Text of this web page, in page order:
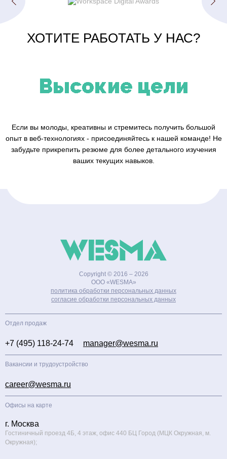
ХОТИТЕ РАБОТАТЬ У НАС?
Высокие цели
Если вы молоды, креативны и стремитесь получить большой
опыт в веб-технологиях - присоединяйтесь к нашей команде! Не
забудьте прикрепить резюме для более детального изучения
ваших текущих навыков.
Copyright © 2016 – 2026
ООО «WESMA»
политика обработки персональных данных
cогласие обработки персональных данных
Отдел продаж
+7 (495) 118-24-74 manager@wesma.ru
Вакансии и трудоустройство
career@wesma.ru
Офисы на карте
г. Москва
Гостиничный проезд 4Б, 4 этаж, офис 440 БЦ Город (МЦК Окружная, м.
Окружная);